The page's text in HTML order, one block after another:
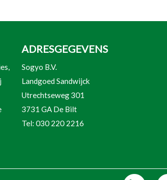
ADRESGEGEVENS
Sogyo B.V.
Landgoed Sandwijck
Utrechtseweg 301
3731 GA De Bilt
Tel: 030 220 2216